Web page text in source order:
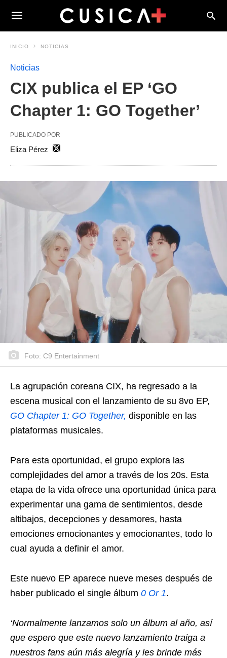
INICIO NOTICIAS
Noticias
CIX publica el EP ‘GO
Chapter 1: GO Together’
PUBLICADO POR
Eliza Pérez
Foto: C9 Entertainment
La agrupación coreana CIX, ha regresado a la
escena musical con el lanzamiento de su 8vo EP,
GO Chapter 1: GO Together, disponible en las
plataformas musicales.
Para esta oportunidad, el grupo explora las
complejidades del amor a través de los 20s. Esta
etapa de la vida ofrece una oportunidad única para
experimentar una gama de sentimientos, desde
altibajos, decepciones y desamores, hasta
emociones emocionantes y emocionantes, todo lo
cual ayuda a definir el amor.
Este nuevo EP aparece nueve meses después de
haber publicado el single álbum 0 Or 1.
‘Normalmente lanzamos solo un álbum al año, así
que espero que este nuevo lanzamiento traiga a
nuestros fans aún más alegría y les brinde más